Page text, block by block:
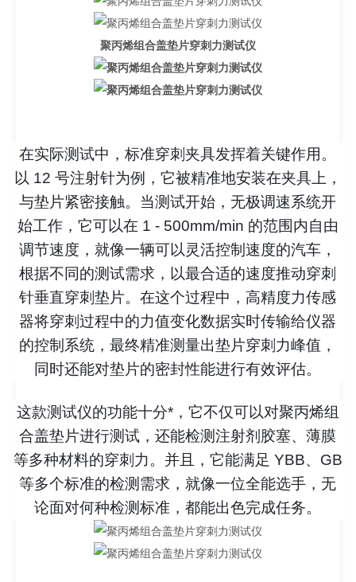
聚丙烯组合盖垫片穿刺力测试仪
在实际测试中，标准穿刺夹具发挥着关键作用。
以 12 号注射针为例，它被精准地安装在夹具上，
与垫片紧密接触。当测试开始，无极调速系统开
始工作，它可以在 1 - 500mm/min 的范围内自由
调节速度，就像一辆可以灵活控制速度的汽车，
根据不同的测试需求，以最合适的速度推动穿刺
针垂直穿刺垫片。在这个过程中，高精度力传感
器将穿刺过程中的力值变化数据实时传输给仪器
的控制系统，最终精准测量出垫片穿刺力峰值，
同时还能对垫片的密封性能进行有效评估。
这款测试仪的功能十分*，它不仅可以对聚丙烯组
合盖垫片进行测试，还能检测注射剂胶塞、薄膜
等多种材料的穿刺力。并且，它能满足 YBB、GB
等多个标准的检测需求，就像一位全能选手，无
论面对何种检测标准，都能出色完成任务。